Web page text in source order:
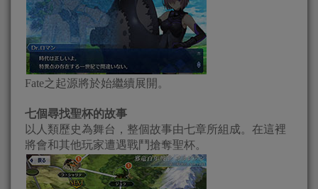
Fate之起源將於始繼續展開。
七個尋找聖杯的故事
以人類歷史為舞台，整個故事由七章所組成。在這裡
將會和其他玩家遭遇戰鬥搶奪聖杯。